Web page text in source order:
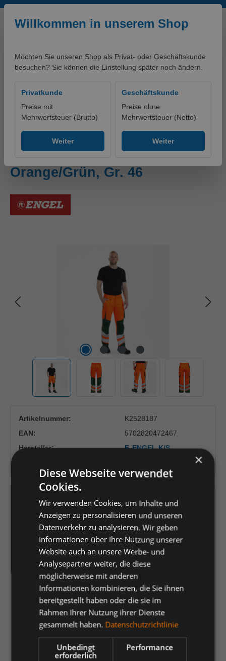
Zum Hauptinhalt springen
Willkommen in unserem Shop
Möchten Sie unseren Shop als Privat- oder Geschäftskunde
besuchen? Sie können die Einstellung später noch ändern.
Privatkunde
Preise mit
Mehrwertsteuer (Brutto)
Weiter
Geschäftskunde
Preise ohne
Mehrwertsteuer (Netto)
Weiter
Safety Light Arbeitshose
Orange/Grün, Gr. 46
Hersteller: F. ENGEL K/S
Artikelnummer:
K2528187
EAN:
5702820472467
Versandfertig in 4 Tagen, Lieferzeit 1-3 Tage
Farbeauswählen
Gelb/Blue Ink Gelb/Grün Gelb/Schwarz Hi-vis Orange
Orange/Anthrazit Grau Orange/Blue ink
Rot/Schwarz
Größeauswählen
23 24 25 26 27
30 31 33 34
×
Diese Webseite verwendet
Cookies.
Wir verwenden Cookies, um Inhalte und
Anzeigen zu personalisieren und unseren
Datenverkehr zu analysieren. Wir geben
Informationen über Ihre Nutzung unserer
Website auch an unsere Werbe- und
Analysepartner weiter, die diese
möglicherweise mit anderen
Informationen kombinieren, die Sie ihnen
bereitgestellt haben oder die sie im
Rahmen Ihrer Nutzung ihrer Dienste
gesammelt haben. Datenschutzrichtlinie
Unbedingt
erforderlich
Performance